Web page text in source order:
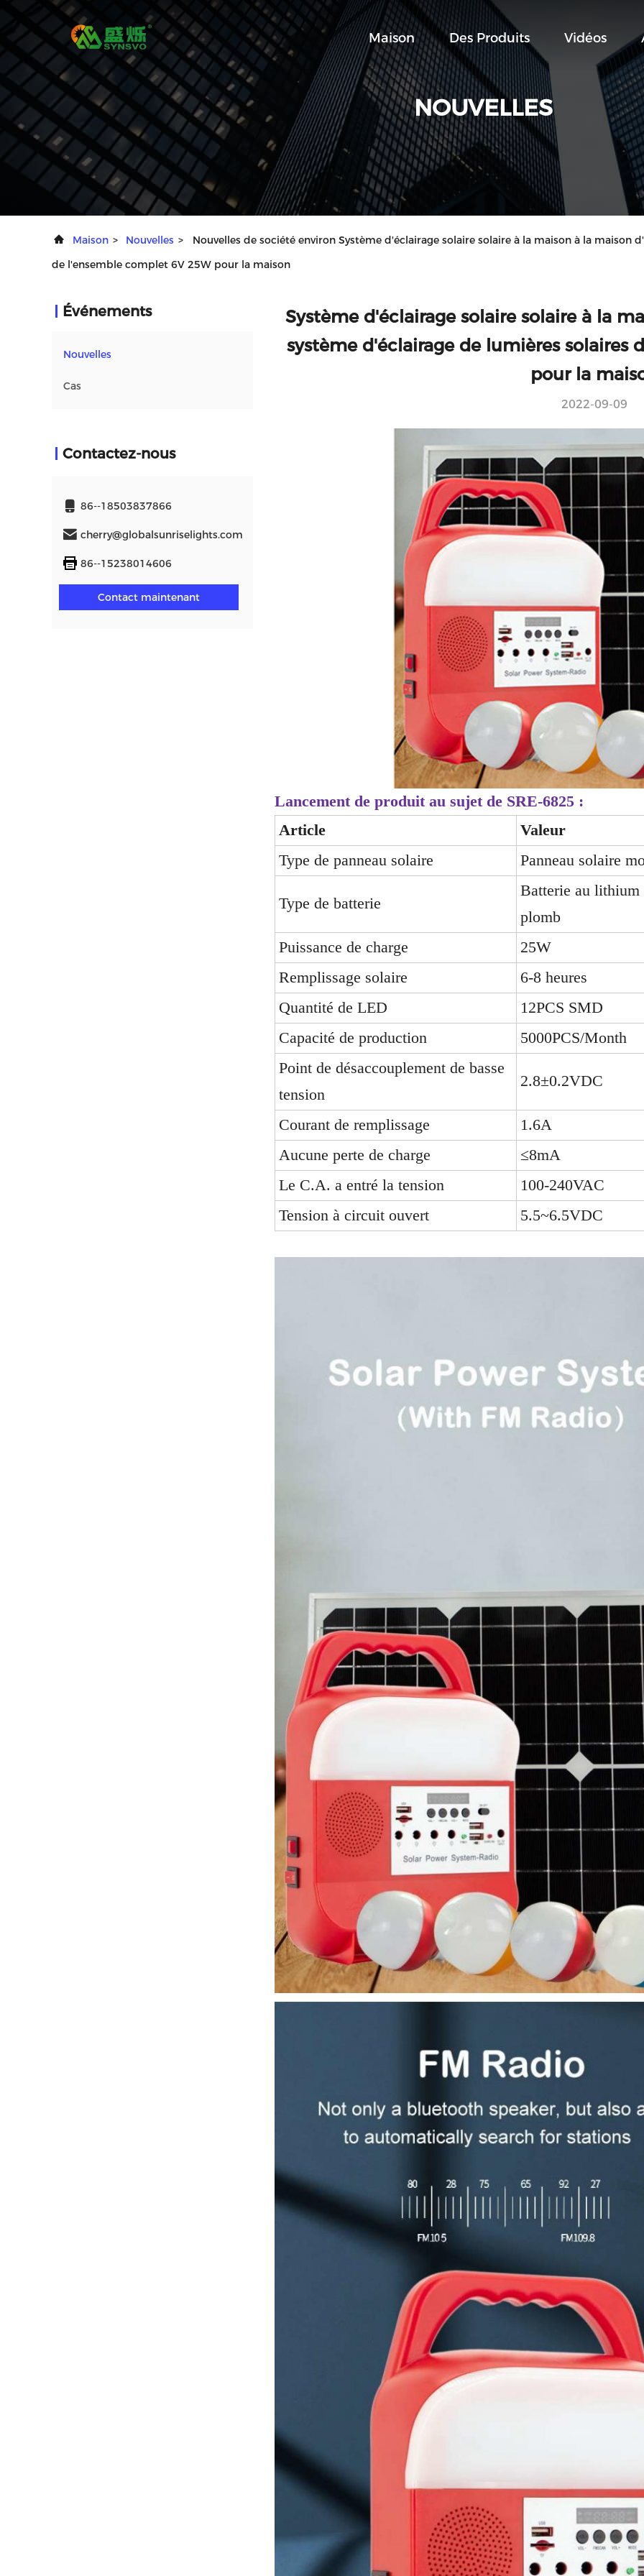
SOUMETTRE
Maison Des Produits Vidéos
NOUVELLES
Maison > Nouvelles >
Nouvelles de société environ Système d'éclairage solaire solaire à la maison à la maison
de l'ensemble complet 6V 25W pour la maison
Événements
Nouvelles
Cas
Contactez-nous
86--18503837866
cherry@globalsunriselights.com
86--15238014606
Contact maintenant
Système d'éclairage solaire solaire à la
système d'éclairage de lumières solaires
pour la
2022-09-09
Lancement de produit au sujet de SRE-6825 :
Article
Valeur
Type de panneau solaire
Panneau solaire
Type de batterie
Batterie au lithium
plomb
Puissance de charge
25W
Remplissage solaire
6-8 heures
Quantité de LED
12PCS SMD
Capacité de production
5000PCS/Month
Point de désaccouplement de basse
tension
2.8±0.2VDC
Courant de remplissage
1.6A
Aucune perte de charge
≤8mA
Le C.A. a entré la tension
100-240VAC
Tension à circuit ouvert
5.5~6.5VDC